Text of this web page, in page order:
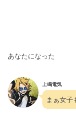
あなたになった
上鳴電気
まぁ女子